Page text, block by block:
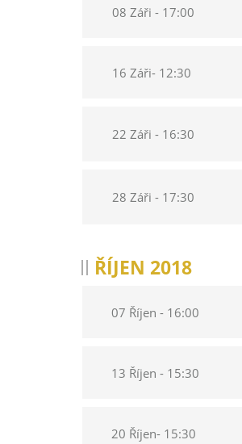
08 Záři - 17:00
16 Záři- 12:30
22 Záři - 16:30
28 Záři - 17:30
ŘÍJEN 2018
07 Říjen - 16:00
13 Říjen - 15:30
20 Říjen- 15:30